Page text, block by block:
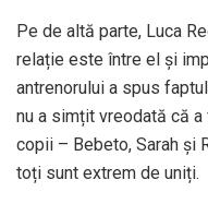
Pe de altă parte, Luca
relație este între el și
antrenorului a spus
nu a simțit vreodată că
copii – Bebeto, Sarah și
toți sunt extrem de uniți.